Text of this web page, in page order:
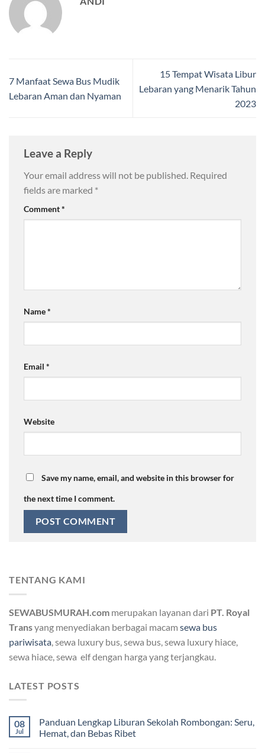
7 Manfaat Sewa Bus Mudik
Lebaran Aman dan Nyaman
15 Tempat Wisata Libur
Lebaran yang Menarik Tahun
2023
Leave a Reply
Your email address will not be published. Required
fields are marked *
Comment*
Name*
Email *
Website
Save my name, email, and website in this browser for
the next time I comment.
TENTANG KAMI
SEWABUSMURAH.com merupakan layanan dari PT. Royal
Transyang menyediakan berbagai macam sewa bus
pariwisata , sewa luxury bus, sewa bus, sewa luxury hiace,
sewa hiace, sewa elf dengan harga yang terjangkau.
LATEST POSTS
08
Jul
Panduan Lengkap Liburan Sekolah Rombongan: Seru,
Hemat, dan Bebas Ribet